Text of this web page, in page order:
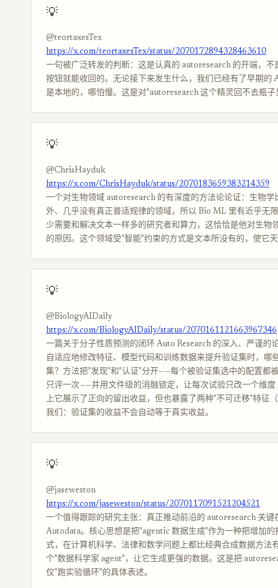
💡
@teortaxesTex
https://x.com/teortaxesTex/status/2070172894328463610
一句被广泛转发的判断：这是认真的 autoresearch 的开端，
按钮就能收回的。无论接下来发生什么，我们已经有了早期
是本地的，哪怕慢。这是对"autoresearch 这个精灵回不去瓶子
💡
@ChrisHayduk
https://x.com/ChrisHayduk/status/2070183659383214359
一个对生物领域 autoresearch 的有深度的方法论论证：生物
外、几乎没有真正普适规律的领域，所以 Bio ML 里有近乎无
少需要和解决文本一样多的研究者和算力，这恰恰是他对生物
的原因。这个领域受"智能"约束的方式是文本所没有的，使它
💡
@BiologyAIDaily
https://x.com/BiologyAIDaily/status/2070161121663967346
一篇关于分子性质预测的闭环 Auto Research 的深入、严谨的
自适应地修改特征、模型代码和训练数据来提升验证集时，哪
集？方法把"发现"和"认证"分开——每个被验证集选中的配置都
只评一次——并用文件级的消融锁定，让每次试验只改一个维
上它展示了正向的留出收益，但也暴露了两种"不可迁移"特征
我们：验证集的收益不会自动等于真实收益。
💡
@jaseweston
https://x.com/jaseweston/status/2070117091521204521
一个值得跟踪的研究主张：真正推动前沿的 autoresearch 关
Autodata。核心思想是把"agentic 数据生成"作为一种把增加
式，在计算机科学、法律和数学问题上都比经典合成数据方法
个"数据科学家 agent"，让它生成更强的数据。这是把
仅"跑实验循环"的具体表述。